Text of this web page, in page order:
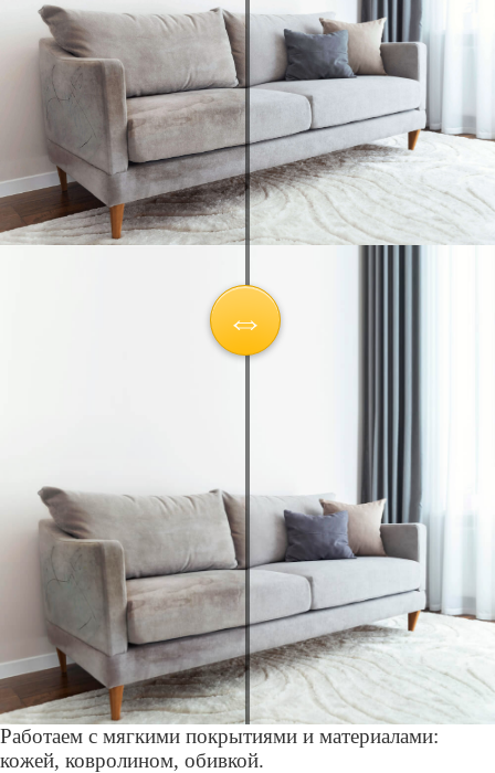
Работаем с мягкими покрытиями и материалами:
кожей, ковролином, обивкой.